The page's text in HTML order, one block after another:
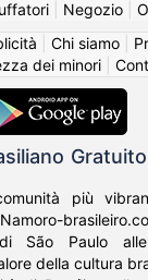
| Negozio|
Chi siamo|
dei minori|
più
di São Paulo
della cultura